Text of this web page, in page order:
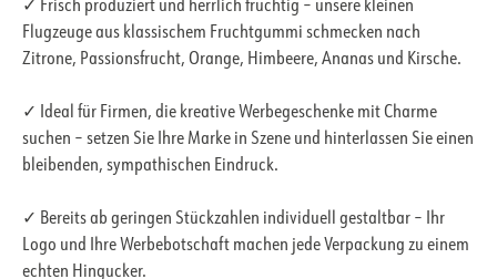
✓ Frisch produziert und herrlich fruchtig – unsere kleinen
Flugzeuge aus klassischem Fruchtgummi schmecken nach
Zitrone, Passionsfrucht, Orange, Himbeere, Ananas und Kirsche.
✓ Ideal für Firmen, die kreative Werbegeschenke mit Charme
suchen – setzen Sie Ihre Marke in Szene und hinterlassen Sie einen
bleibenden, sympathischen Eindruck.
✓ Bereits ab geringen Stückzahlen individuell gestaltbar – Ihr
Logo und Ihre Werbebotschaft machen jede Verpackung zu einem
echten Hingucker.